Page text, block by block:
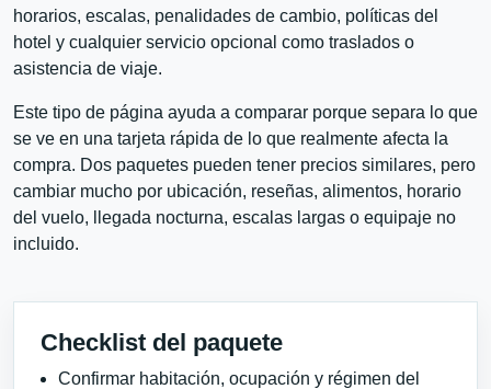
horarios, escalas, penalidades de cambio, políticas del
hotel y cualquier servicio opcional como traslados o
asistencia de viaje.
Este tipo de página ayuda a comparar porque separa lo que
se ve en una tarjeta rápida de lo que realmente afecta la
compra. Dos paquetes pueden tener precios similares, pero
cambiar mucho por ubicación, reseñas, alimentos, horario
del vuelo, llegada nocturna, escalas largas o equipaje no
incluido.
Checklist del paquete
Confirmar habitación, ocupación y régimen del